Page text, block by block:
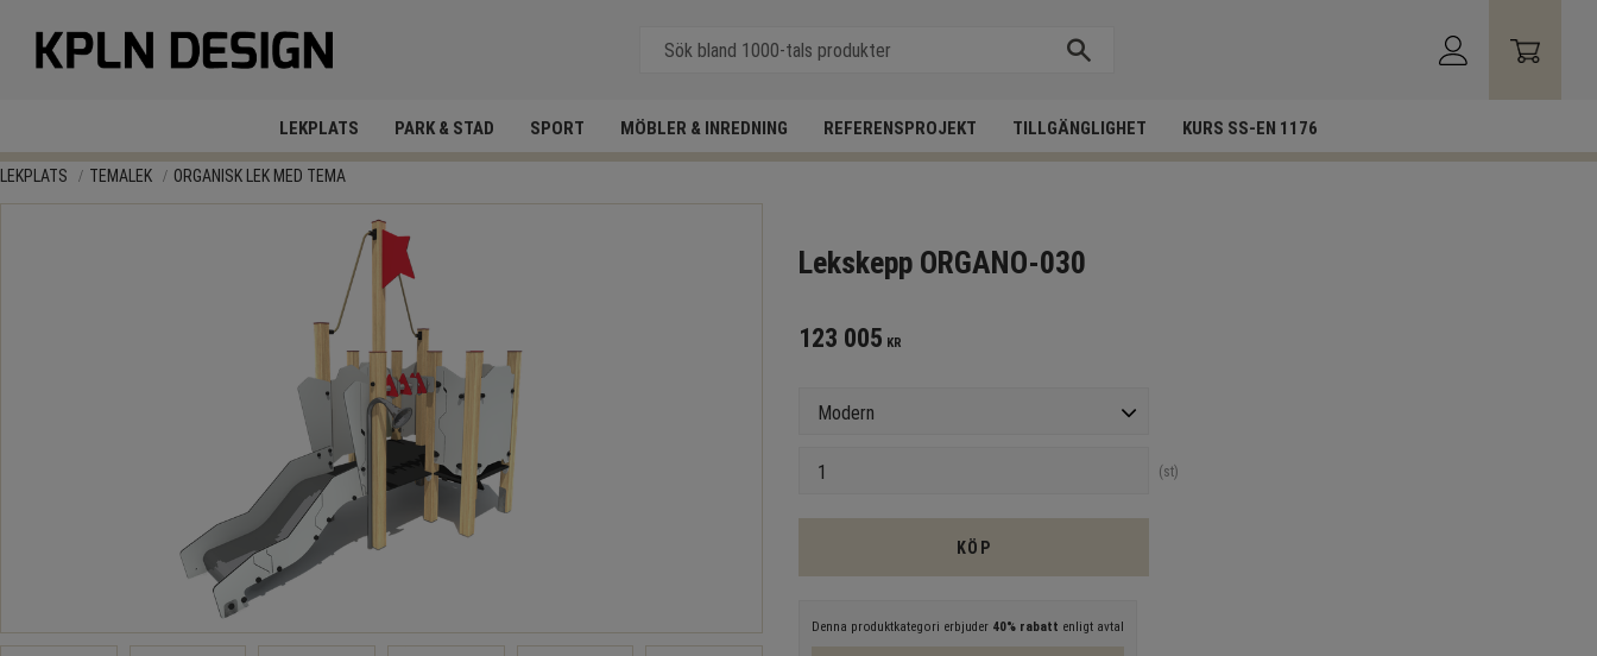
LEKPLATS PARK & STAD SPORT MÖBLER & INREDNING REFERENSPROJEKT TILLGÄNGLIGHET KURS SS-EN 1176
LEKPLATS TEMALEK ORGANISK LEK MED TEMA
Lekskepp ORGANO-030
123 005 KR
st
KÖP
Denna produktkategori erbjuder 40% rabatt enligt avtal